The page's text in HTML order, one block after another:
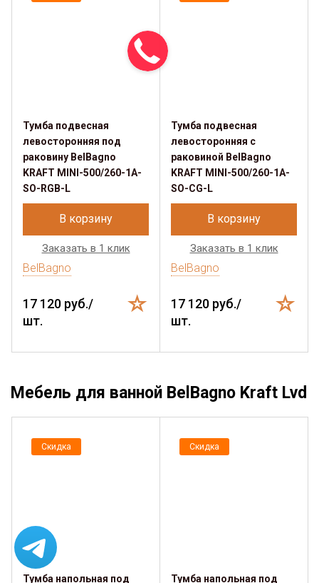
Тумба подвесная
левосторонняя под
раковину BelBagno
KRAFT MINI-500/260-1A-
SO-RGB-L
В корзину
Заказать в 1 клик
BelBagno
17 120 руб./
шт.
Тумба подвесная
левосторонняя с
раковиной BelBagno
KRAFT MINI-500/260-1A-
SO-CG-L
В корзину
Заказать в 1 клик
BelBagno
17 120 руб./
шт.
Мебель для ванной BelBagno Kraft Lvd
Скидка
Тумба напольная под
Скидка
Тумба напольная под